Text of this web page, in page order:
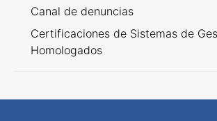
Canal de denuncias
Certificaciones de Sistemas de
Homologados